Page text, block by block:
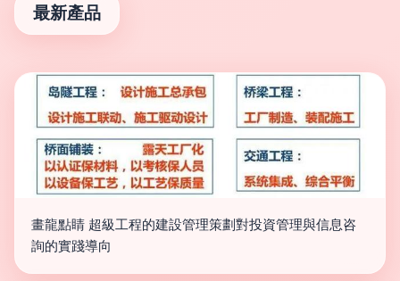
最新產品
畫龍點睛 超級工程的建設管理策劃對投資管理與信息咨
詢的實踐導向